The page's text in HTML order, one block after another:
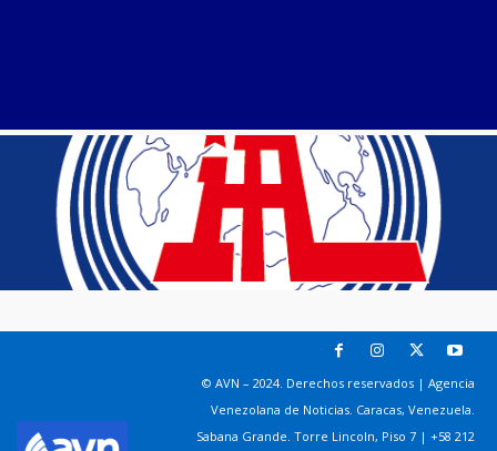
© AVN – 2024. Derechos reservados | Agencia
Venezolana de Noticias. Caracas, Venezuela.
Sabana Grande. Torre Lincoln, Piso 7 | +58 212